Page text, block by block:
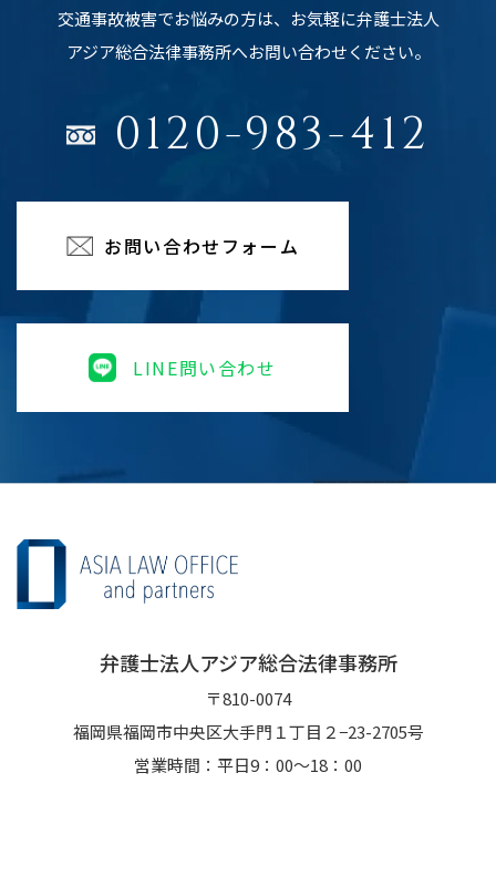
交通事故被害でお悩みの方は、お気軽に弁護士法人
アジア総合法律事務所へお問い合わせください。
0120-983-412
お問い合わせフォーム
LINE問い合わせ
弁護士法人アジア総合法律事務所
〒810-0074
福岡県福岡市中央区大手門１丁目２−23-2705号
営業時間：平日9：00～18：00